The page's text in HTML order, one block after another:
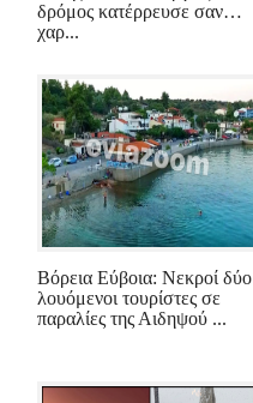
δρόμος κατέρρευσε σαν…
χαρ...
Βόρεια Εύβοια: Νεκροί δύο
λουόμενοι τουρίστες σε
παραλίες της Αιδηψού ...